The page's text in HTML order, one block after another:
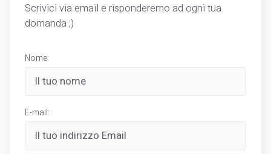
Scrivici via email e risponderemo ad ogni tua
domanda ;)
Nome:
E-mail: